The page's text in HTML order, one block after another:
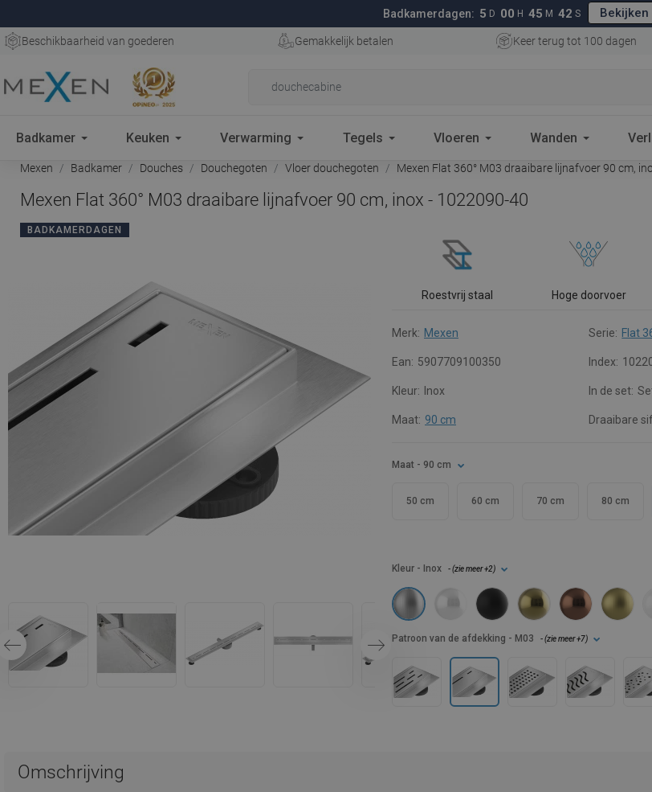
Badkamerdagen: 5 D 00 H 45 M 41 S Bekijken
Beschikbaarheid van goederen Gemakkelijk betalen Keer terug tot 100 dagen
Badkamer Keuken Verwarming Tegels Vloeren Wanden
Mexen Badkamer Douches Douchegoten Vloer douchegoten Mexen Flat 360° M03 draaibare lijnafvoer 90 cm,
Mexen Flat 360° M03 draaibare lijnafvoer 90 cm, inox - 1022090-40
BADKAMERDAGEN
Roestvrij staal Hoge doorvoer
Merk: Mexen Serie: Flat
Ean: 5907709100350 Index:
Kleur: Inox In de set:
Maat: 90 cm Draaibare
Maat - 90 cm
50 cm 60 cm 70 cm 80 cm
Kleur - Inox - (zie meer+2)
Patroon van de afdekking - M03 - (zie meer+7)
Omschrijving